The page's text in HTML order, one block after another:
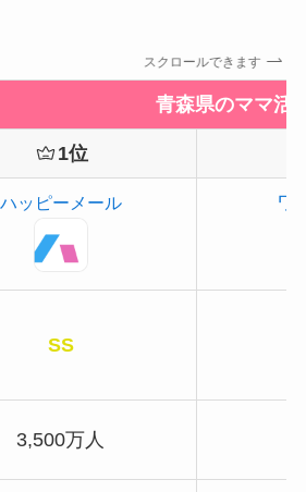
スクロールできます
青森県のママ活
1位
ハッピーメール ワ
SS
3,500万人